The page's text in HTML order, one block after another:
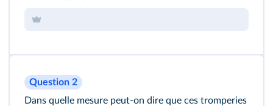
Question 2
Dans quelle mesure peut-on dire que ces tromperies